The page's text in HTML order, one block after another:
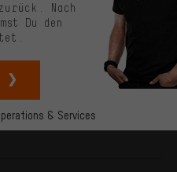
& Services
Nach
Du den